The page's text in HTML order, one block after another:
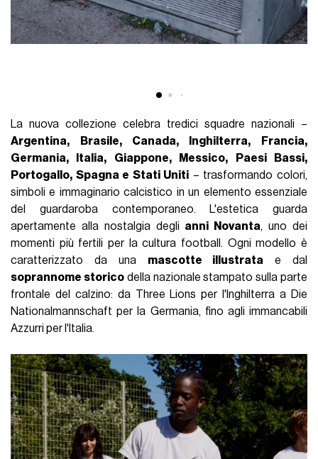
La nuova collezione celebra tredici squadre nazionali –
Argentina, Brasile, Canada, Inghilterra, Francia,
Germania, Italia, Giappone, Messico, Paesi Bassi,
Portogallo, Spagna e Stati Uniti – trasformando colori,
simboli e immaginario calcistico in un elemento essenziale
del guardaroba contemporaneo. L'estetica guarda
apertamente alla nostalgia degli anni Novanta, uno dei
momenti più fertili per la cultura football. Ogni modello è
caratterizzato da una mascotte illustrata e dal
soprannome storicodella nazionale stampato sulla parte
frontale del calzino: da Three Lions per l'Inghilterra a Die
Nationalmannschaft per la Germania, fino agli immancabili
Azzurri per l'Italia.